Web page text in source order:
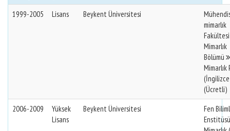
1999-2005 Lisans Beykent Üniversitesi
mimarlık
Mimarlık
Bölümü
Mimarlık
(Ücretli)
2006-2009
Yüksek
Lisans
Beykent Üniversitesi
Fen